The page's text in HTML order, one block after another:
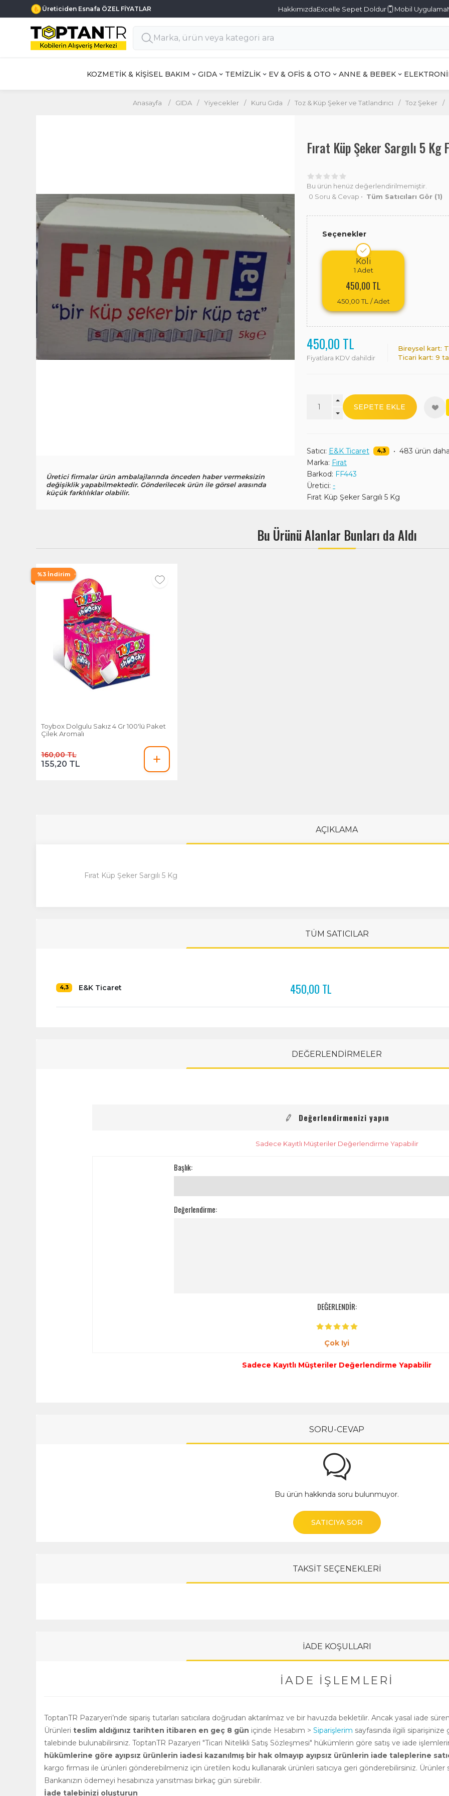
Üreticiden Esnafa ÖZEL FİYATLAR HakkımızdaExcelle Sepet Doldur Mobil Uygulama
KOZMETİK & KİŞİSEL BAKIM GIDA TEMİZLİK EV & OFİS & OTO ANNE & BEBEK
Anasayfa / GIDA / Yiyecekler / Kuru Gıda / Toz & Küp Şeker ve Tatlandırıcı / Toz Şeker /
Üretici firmalar ürün ambalajlarında önceden haber vermeksizin
değişiklik yapabilmektedir. Gönderilecek ürün ile görsel arasında
küçük farklılıklar olabilir.
Fırat Küp Şeker Sargılı 5 Kg
Bu ürün henüz değerlendirilmemiştir.
0 Soru & Cevap • Tüm Satıcıları Gör (1)
Seçenekler
Koli
1 Adet
450,00 TL
450,00 TL / Adet
450,00 TL
Fiyatlara KDV dahildir
Bireysel kart:
Ticari kart: 9
SEPETE EKLE
Satıcı: E&K Ticaret 4,3 • 483 ürün
Marka: Fırat
Barkod: FF443
Üretici: -
Fırat Küp Şeker Sargılı 5 Kg
Bu Ürünü Alanlar Bunları da Aldı
%3 İndirim
Toybox Dolgulu Sakız 4 Gr 100'lü Paket
Çilek Aromalı
160,00 TL
155,20 TL
AÇIKLAMA
Fırat Küp Şeker Sargılı 5 Kg
TÜM SATICILAR
4,3 E&K Ticaret 450,00 TL
DEĞERLENDİRMELER
Değerlendirmenizi yapın
Sadece Kayıtlı Müşteriler Değerlendirme Yapabilir
Başlık:
Değerlendirme:
DEĞERLENDİR:
Çok Iyi
Sadece Kayıtlı Müşteriler Değerlendirme Yapabilir
SORU-CEVAP
Bu ürün hakkında soru bulunmuyor.
SATICIYA SOR
TAKSİT SEÇENEKLERİ
İADE KOŞULLARI
İADE İŞLEMLERI
ToptanTR Pazaryeri’nde sipariş tutarları satıcılara doğrudan aktarılmaz ve bir havuzda bekletilir. Ancak yasal iade
Ürünleri teslim aldığınız tarihten itibaren en geç 8 gün içinde Hesabım > Siparişlerim sayfasında ilgili
talebinde bulunabilirsiniz. ToptanTR Pazaryeri "Ticari Nitelikli Satış Sözleşmesi" hükümlerin göre satış ve iade
hükümlerine göre ayıpsız ürünlerin iadesi kazanılmış bir hak olmayıp ayıpsız ürünlerin iade taleplerine
kargo firması ile ürünleri gönderebilmeniz için üretilen kodu kullanarak ürünleri satıcıya geri gönderebilirsiniz. Ürünler
Bankanızın ödemeyi hesabınıza yansıtması birkaç gün sürebilir.
İade talebinizi oluşturun